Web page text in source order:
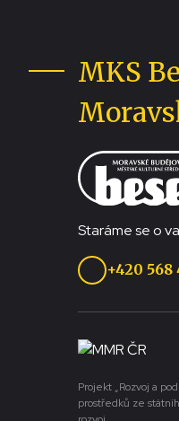
MKS
Staráme se o
+420 568
Projekt „Rozvoj a
prostředků ze